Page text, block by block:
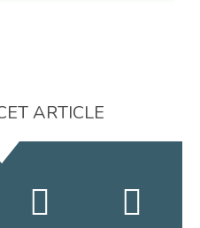
ARTICLE